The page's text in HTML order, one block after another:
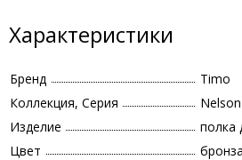
Характеристики
Бренд
Timo
Коллекция, Серия
Nelson
Изделие
полка
Цвет
бронза